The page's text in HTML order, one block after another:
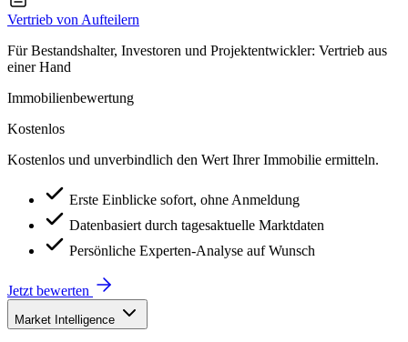
Vertrieb von Aufteilern
Für Bestandshalter, Investoren und Projektentwickler: Vertrieb aus
einer Hand
Immobilienbewertung
Kostenlos
Kostenlos und unverbindlich den Wert Ihrer Immobilie ermitteln.
Erste Einblicke sofort, ohne Anmeldung
Datenbasiert durch tagesaktuelle Marktdaten
Persönliche Experten-Analyse auf Wunsch
Jetzt bewerten
Market Intelligence